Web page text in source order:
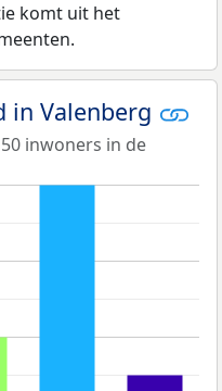
komt uit het
in Valenberg
inwoners in de